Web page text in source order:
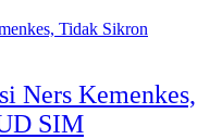
Ners Kemenkes,
SIM